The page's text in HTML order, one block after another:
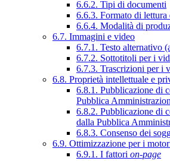
6.6.2. Tipi di documenti
6.6.3. Formato di
6.6.4. Modalità di
6.7. Immagini e video
6.7.1. Testo alternativo
6.7.2. Sottotitoli per i
6.7.3. Trascrizioni per i
6.8. Proprietà intellettuale e
6.8.1. Pubblicazione di
Pubblica
6.8.2. Pubblicazione di
dalla Pubblica
6.8.3. Consenso dei
6.9. Ottimizzazione per i
6.9.1. I fattori on-page